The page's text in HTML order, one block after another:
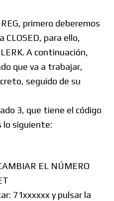
primero deberemos
CLOSED, para ello,
A continuación,
que va a trabajar,
seguido de su
3, que tiene el código
lo siguiente:
EL NÚMERO
71xxxxxx y pulsar la